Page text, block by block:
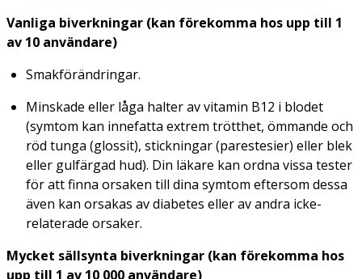
Vanliga biverkningar (kan förekomma hos upp till 1
av 10 användare)
Smakförändringar.
Minskade eller låga halter av vitamin B12 i blodet
(symtom kan innefatta extrem trötthet, ömmande och
röd tunga (glossit), stickningar (parestesier) eller blek
eller gulfärgad hud). Din läkare kan ordna vissa tester
för att finna orsaken till dina symtom eftersom dessa
även kan orsakas av diabetes eller av andra icke-
relaterade orsaker.
Mycket sällsynta biverkningar (kan förekomma hos
upp till 1 av 10 000 användare)